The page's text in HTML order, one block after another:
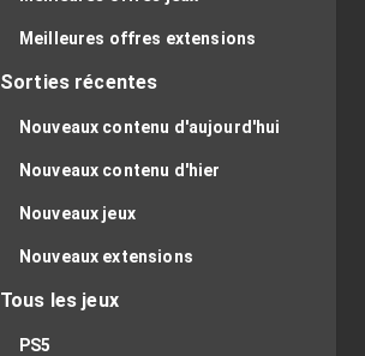
Meilleures offres extensions
Sorties récentes
Nouveaux contenu d'aujourd'hui
Nouveaux contenu d'hier
Nouveaux jeux
Nouveaux extensions
Tous les jeux
PS5